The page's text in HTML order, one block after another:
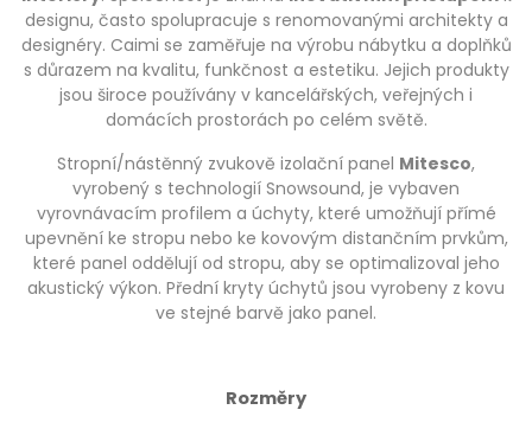
designu, často spolupracuje s renomovanými architekty a
designéry. Caimi se zaměřuje na výrobu nábytku a doplňků
s důrazem na kvalitu, funkčnost a estetiku. Jejich produkty
jsou široce používány v kancelářských, veřejných i
domácích prostorách po celém světě.
Stropní/nástěnný zvukově izolační panel Mitesco,
vyrobený s technologií Snowsound, je vybaven
vyrovnávacím profilem a úchyty, které umožňují přímé
upevnění ke stropu nebo ke kovovým distančním prvkům,
které panel oddělují od stropu, aby se optimalizoval jeho
akustický výkon. Přední kryty úchytů jsou vyrobeny z kovu
ve stejné barvě jako panel.
Rozměry